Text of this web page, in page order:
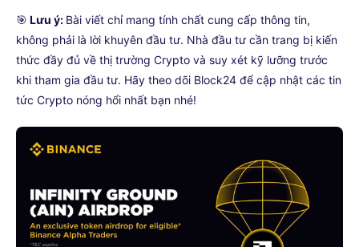
🎯 Lưu ý: Bài viết chỉ mang tính chất cung cấp thông tin,
không phải là lời khuyên đầu tư. Nhà đầu tư cần trang bị kiến
thức đầy đủ về thị trường Crypto và suy xét kỹ lưỡng trước
khi tham gia đầu tư. Hãy theo dõi Block24 để cập nhật các tin
tức Crypto nóng hổi nhất bạn nhé!